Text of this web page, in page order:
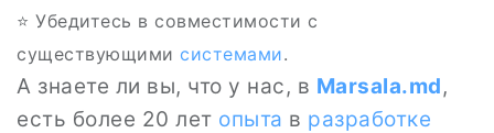
⭐️ Убедитесь в совместимости с
существующими системами.
А знаете ли вы, что у нас, в Marsala.md,
есть более 20 лет опыта в разработке